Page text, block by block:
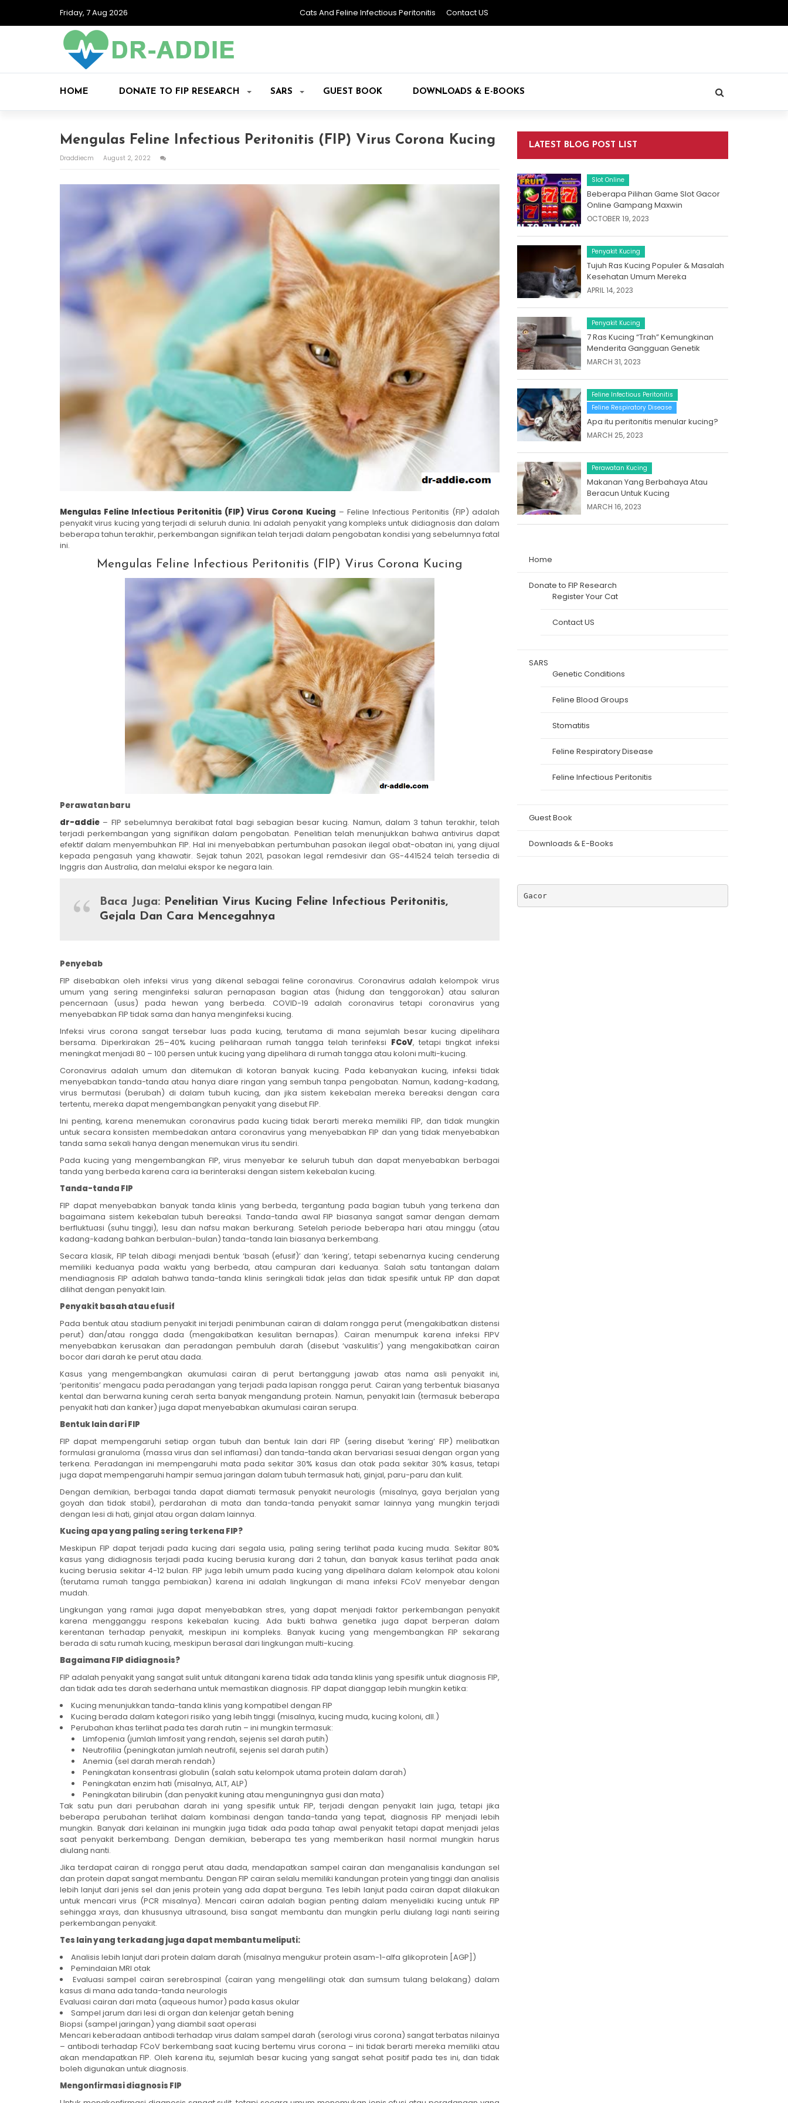
Friday, 7 Aug 2026 Cats And Feline Infectious Peritonitis Contact US
HOME DONATE TO FIP RESEARCH SARS GUEST BOOK DOWNLOADS & E-BOOKS
Mengulas Feline Infectious Peritonitis (FIP) Virus Corona Kucing
Draddiecm August 2, 2022
Mengulas Feline Infectious Peritonitis (FIP) Virus Corona Kucing – Feline Infectious Peritonitis (FIP) adalah
penyakit virus kucing yang terjadi di seluruh dunia. Ini adalah penyakit yang kompleks untuk didiagnosis dan dalam
beberapa tahun terakhir, perkembangan signifikan telah terjadi dalam pengobatan kondisi yang sebelumnya fatal
ini.
Mengulas Feline Infectious Peritonitis (FIP) Virus Corona Kucing
Perawatan baru
dr-addie – FIP sebelumnya berakibat fatal bagi sebagian besar kucing. Namun, dalam 3 tahun terakhir, telah
terjadi perkembangan yang signifikan dalam pengobatan. Penelitian telah menunjukkan bahwa antivirus dapat
efektif dalam menyembuhkan FIP. Hal ini menyebabkan pertumbuhan pasokan ilegal obat-obatan ini, yang dijual
kepada pengasuh yang khawatir. Sejak tahun 2021, pasokan legal remdesivir dan GS-441524 telah tersedia di
Inggris dan Australia, dan melalui ekspor ke negara lain.
Baca Juga: Penelitian Virus Kucing Feline Infectious Peritonitis,
Gejala Dan Cara Mencegahnya
Penyebab
FIP disebabkan oleh infeksi virus yang dikenal sebagai feline coronavirus. Coronavirus adalah kelompok virus
umum yang sering menginfeksi saluran pernapasan bagian atas (hidung dan tenggorokan) atau saluran
pencernaan (usus) pada hewan yang berbeda. COVID-19 adalah coronavirus tetapi coronavirus yang
menyebabkan FIP tidak sama dan hanya menginfeksi kucing.
Infeksi virus corona sangat tersebar luas pada kucing, terutama di mana sejumlah besar kucing dipelihara
bersama. Diperkirakan 25–40% kucing peliharaan rumah tangga telah terinfeksi FCoV, tetapi tingkat infeksi
meningkat menjadi 80 – 100 persen untuk kucing yang dipelihara di rumah tangga atau koloni multi-kucing.
Coronavirus adalah umum dan ditemukan di kotoran banyak kucing. Pada kebanyakan kucing, infeksi tidak
menyebabkan tanda-tanda atau hanya diare ringan yang sembuh tanpa pengobatan. Namun, kadang-kadang,
virus bermutasi (berubah) di dalam tubuh kucing, dan jika sistem kekebalan mereka bereaksi dengan cara
tertentu, mereka dapat mengembangkan penyakit yang disebut FIP.
Ini penting, karena menemukan coronavirus pada kucing tidak berarti mereka memiliki FIP, dan tidak mungkin
untuk secara konsisten membedakan antara coronavirus yang menyebabkan FIP dan yang tidak menyebabkan
tanda sama sekali hanya dengan menemukan virus itu sendiri.
Pada kucing yang mengembangkan FIP, virus menyebar ke seluruh tubuh dan dapat menyebabkan berbagai
tanda yang berbeda karena cara ia berinteraksi dengan sistem kekebalan kucing.
Tanda-tanda FIP
FIP dapat menyebabkan banyak tanda klinis yang berbeda, tergantung pada bagian tubuh yang terkena dan
bagaimana sistem kekebalan tubuh bereaksi. Tanda-tanda awal FIP biasanya sangat samar dengan demam
berfluktuasi (suhu tinggi), lesu dan nafsu makan berkurang. Setelah periode beberapa hari atau minggu (atau
kadang-kadang bahkan berbulan-bulan) tanda-tanda lain biasanya berkembang.
Secara klasik, FIP telah dibagi menjadi bentuk ‘basah (efusif)’ dan ‘kering’, tetapi sebenarnya kucing cenderung
memiliki keduanya pada waktu yang berbeda, atau campuran dari keduanya. Salah satu tantangan dalam
mendiagnosis FIP adalah bahwa tanda-tanda klinis seringkali tidak jelas dan tidak spesifik untuk FIP dan dapat
dilihat dengan penyakit lain.
Penyakit basah atau efusif
Pada bentuk atau stadium penyakit ini terjadi penimbunan cairan di dalam rongga perut (mengakibatkan distensi
perut) dan/atau rongga dada (mengakibatkan kesulitan bernapas). Cairan menumpuk karena infeksi FIPV
menyebabkan kerusakan dan peradangan pembuluh darah (disebut ‘vaskulitis’) yang mengakibatkan cairan
bocor dari darah ke perut atau dada.
Kasus yang mengembangkan akumulasi cairan di perut bertanggung jawab atas nama asli penyakit ini,
‘peritonitis’ mengacu pada peradangan yang terjadi pada lapisan rongga perut. Cairan yang terbentuk biasanya
kental dan berwarna kuning cerah serta banyak mengandung protein. Namun, penyakit lain (termasuk beberapa
penyakit hati dan kanker) juga dapat menyebabkan akumulasi cairan serupa.
Bentuk lain dari FIP
FIP dapat mempengaruhi setiap organ tubuh dan bentuk lain dari FIP (sering disebut ‘kering’ FIP) melibatkan
formulasi granuloma (massa virus dan sel inflamasi) dan tanda-tanda akan bervariasi sesuai dengan organ yang
terkena. Peradangan ini mempengaruhi mata pada sekitar 30% kasus dan otak pada sekitar 30% kasus, tetapi
juga dapat mempengaruhi hampir semua jaringan dalam tubuh termasuk hati, ginjal, paru-paru dan kulit.
Dengan demikian, berbagai tanda dapat diamati termasuk penyakit neurologis (misalnya, gaya berjalan yang
goyah dan tidak stabil), perdarahan di mata dan tanda-tanda penyakit samar lainnya yang mungkin terjadi
dengan lesi di hati, ginjal atau organ dalam lainnya.
Kucing apa yang paling sering terkena FIP?
Meskipun FIP dapat terjadi pada kucing dari segala usia, paling sering terlihat pada kucing muda. Sekitar 80%
kasus yang didiagnosis terjadi pada kucing berusia kurang dari 2 tahun, dan banyak kasus terlihat pada anak
kucing berusia sekitar 4-12 bulan. FIP juga lebih umum pada kucing yang dipelihara dalam kelompok atau koloni
(terutama rumah tangga pembiakan) karena ini adalah lingkungan di mana infeksi FCoV menyebar dengan
mudah.
Lingkungan yang ramai juga dapat menyebabkan stres, yang dapat menjadi faktor perkembangan penyakit
karena mengganggu respons kekebalan kucing. Ada bukti bahwa genetika juga dapat berperan dalam
kerentanan terhadap penyakit, meskipun ini kompleks. Banyak kucing yang mengembangkan FIP sekarang
berada di satu rumah kucing, meskipun berasal dari lingkungan multi-kucing.
Bagaimana FIP didiagnosis?
FIP adalah penyakit yang sangat sulit untuk ditangani karena tidak ada tanda klinis yang spesifik untuk diagnosis FIP,
dan tidak ada tes darah sederhana untuk memastikan diagnosis. FIP dapat dianggap lebih mungkin ketika:
Kucing menunjukkan tanda-tanda klinis yang kompatibel dengan FIP
Kucing berada dalam kategori risiko yang lebih tinggi (misalnya, kucing muda, kucing koloni, dll.)
Perubahan khas terlihat pada tes darah rutin – ini mungkin termasuk:
Limfopenia (jumlah limfosit yang rendah, sejenis sel darah putih)
Neutrofilia (peningkatan jumlah neutrofil, sejenis sel darah putih)
Anemia (sel darah merah rendah)
Peningkatan konsentrasi globulin (salah satu kelompok utama protein dalam darah)
Peningkatan enzim hati (misalnya, ALT, ALP)
Peningkatan bilirubin (dan penyakit kuning atau menguningnya gusi dan mata)
Tak satu pun dari perubahan darah ini yang spesifik untuk FIP, terjadi dengan penyakit lain juga, tetapi jika
beberapa perubahan terlihat dalam kombinasi dengan tanda-tanda yang tepat, diagnosis FIP menjadi lebih
mungkin. Banyak dari kelainan ini mungkin juga tidak ada pada tahap awal penyakit tetapi dapat menjadi jelas
saat penyakit berkembang. Dengan demikian, beberapa tes yang memberikan hasil normal mungkin harus
diulang nanti.
Jika terdapat cairan di rongga perut atau dada, mendapatkan sampel cairan dan menganalisis kandungan sel
dan protein dapat sangat membantu. Dengan FIP cairan selalu memiliki kandungan protein yang tinggi dan analisis
lebih lanjut dari jenis sel dan jenis protein yang ada dapat berguna. Tes lebih lanjut pada cairan dapat dilakukan
untuk mencari virus (PCR misalnya). Mencari cairan adalah bagian penting dalam menyelidiki kucing untuk FIP
sehingga xrays, dan khususnya ultrasound, bisa sangat membantu dan mungkin perlu diulang lagi nanti seiring
perkembangan penyakit.
Tes lain yang terkadang juga dapat membantu meliputi:
Analisis lebih lanjut dari protein dalam darah (misalnya mengukur protein asam-1-alfa glikoprotein [AGP])
Pemindaian MRI otak
Evaluasi sampel cairan serebrospinal (cairan yang mengelilingi otak dan sumsum tulang belakang) dalam
kasus di mana ada tanda-tanda neurologis
Evaluasi cairan dari mata (aqueous humor) pada kasus okular
Sampel jarum dari lesi di organ dan kelenjar getah bening
Biopsi (sampel jaringan) yang diambil saat operasi
Mencari keberadaan antibodi terhadap virus dalam sampel darah (serologi virus corona) sangat terbatas nilainya
– antibodi terhadap FCoV berkembang saat kucing bertemu virus corona – ini tidak berarti mereka memiliki atau
akan mendapatkan FIP. Oleh karena itu, sejumlah besar kucing yang sangat sehat positif pada tes ini, dan tidak
boleh digunakan untuk diagnosis.
Mengonfirmasi diagnosis FIP
LATEST BLOG POST LIST
Slot Online
Beberapa Pilihan Game Slot Gacor
Online Gampang Maxwin
OCTOBER 19, 2023
Penyakit Kucing
Tujuh Ras Kucing Populer & Masalah
Kesehatan Umum Mereka
APRIL 14, 2023
Penyakit Kucing
7 Ras Kucing “Trah” Kemungkinan
Menderita Gangguan Genetik
MARCH 31, 2023
Feline Infectious Peritonitis
Feline Respiratory Disease
Apa itu peritonitis menular kucing?
MARCH 25, 2023
Perawatan Kucing
Makanan Yang Berbahaya Atau
Beracun Untuk Kucing
MARCH 16, 2023
Home
Donate to FIP Research
Register Your Cat
Contact US
SARS
Genetic Conditions
Feline Blood Groups
Stomatitis
Feline Respiratory Disease
Feline Infectious Peritonitis
Guest Book
Downloads & E-Books
Gacor